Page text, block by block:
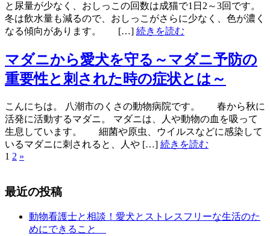
と尿量が少なく、おしっこの回数は成猫で1日2～3回です。
冬は飲水量も減るので、おしっこがさらに少なく、色が濃く
なる傾向があります。 […] 続きを読む
マダニから愛犬を守る～マダニ予防の
重要性と刺された時の症状とは～
こんにちは。 八潮市のくさの動物病院です。 春から秋に
活発に活動するマダニ。 マダニは、人や動物の血を吸って
生息しています。 細菌や原虫、ウイルスなどに感染して
いるマダニに刺されると、人や […] 続きを読む
1 2 »
最近の投稿
動物看護士と相談！愛犬とストレスフリーな生活のた
めにできること